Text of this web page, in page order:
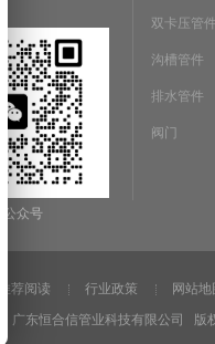
公众号
双卡压管件
沟槽管件
排水管件
阀门
推荐阅读 行业政策
网站地
广东恒合信管业科技有限公司 版